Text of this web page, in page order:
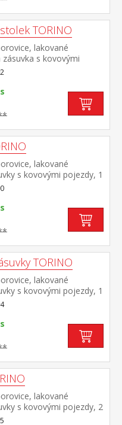
TORINO
lakované
s kovovými
lakované
s kovovými pojezdy, 1
dodávky ke stolu
výsuvnou desku na
TORINO
lakované
s kovovými pojezdy, 1
lakované
s kovovými pojezdy, 2
vhodný doplněk